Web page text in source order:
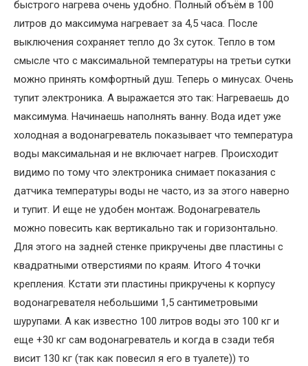
быстрого нагрева очень удобно. Полный объём в 100
литров до максимума нагревает за 4,5 часа. После
выключения сохраняет тепло до 3х суток. Тепло в том
смысле что с максимальной температуры на третьи сутки
можно принять комфортный душ. Теперь о минусах. Очень
тупит электроника. А выражается это так: Нагреваешь до
максимума. Начинаешь наполнять ванну. Вода идет уже
холодная а водонагреватель показывает что температура
воды максимальная и не включает нагрев. Происходит
видимо по тому что электроника снимает показания с
датчика температуры воды не часто, из за этого наверно
и тупит. И еще не удобен монтаж. Водонагреватель
можно повесить как вертикально так и горизонтально.
Для этого на задней стенке прикручены две пластины с
квадратными отверстиями по краям. Итого 4 точки
крепления. Кстати эти пластины прикручены к корпусу
водонагревателя небольшими 1,5 сантиметровыми
шурупами. А как известно 100 литров воды это 100 кг и
еще +30 кг сам водонагреватель и когда в сзади тебя
висит 130 кг (так как повесил я его в туалете)) то